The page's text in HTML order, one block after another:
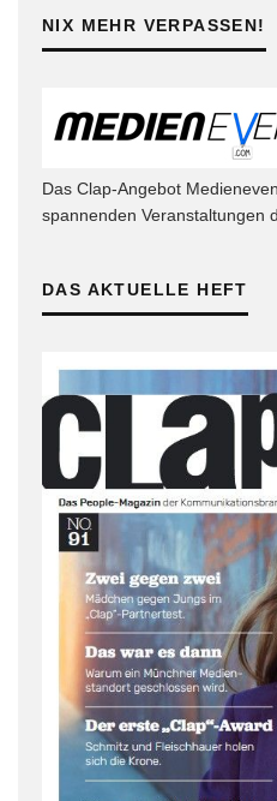
NIX MEHR VERPASSEN!
Das Clap-Angebot
spannenden Veranstaltungen
DAS AKTUELLE HEFT